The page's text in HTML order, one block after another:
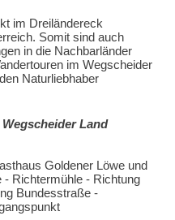
im Dreiländereck
Somit sind auch
in die Nachbarländer
im Wegscheider
Naturliebhaber
Land
Goldener Löwe und
Richtermühle - Richtung
Bundesstraße -